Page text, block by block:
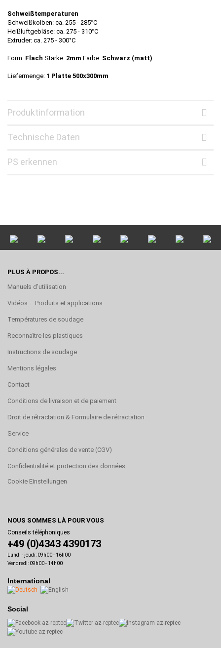
Schweißtemperaturen
Schweißkolben: ca. 255 - 285°C
Heißluftgebläse: ca. 275 - 310°C
Extruder: ca. 275 - 300°C
Form: Flach Stärke: 2mm Farbe: Schwarz (matt)
Liefermenge: 1 Platte 500x300mm
Produktinformation
Technische Daten
PS erkennen
PLUS À PROPOS...
Manuels d’utilisation
Vidéos – Produits et applications
Températures de soudage
Reconnaître les plastiques
Instructions de soudage
Mentions légales
Contact
Conditions de livraison et de paiement
Droit de rétractation & Formulaire de rétractation
Service
Conditions générales de vente (CGV)
Confidentialité et protection des données
Cookie Einstellungen
NOUS SOMMES LÀ POUR VOUS
Conseils téléphoniques
+49 (0)4343 4390173
Lundi - jeudi: 09h00 - 16h00
Vendredi: 09h00 - 14h00
International
Social